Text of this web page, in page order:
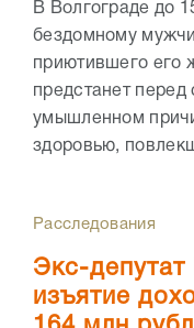
В Волгограде до
бездомному
приютившего его
предстанет
умышленном
здоровью,
Расследования
Экс-
изъятие